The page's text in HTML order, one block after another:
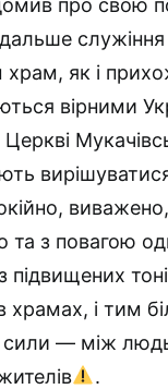
служіння
як і
вірними
виважено,
та з повагою
підвищених
храмах, і тим
сили — між
.